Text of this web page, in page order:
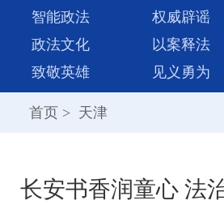
智能政法
权威辟谣
政法文化
以案释法
致敬英雄
见义勇为
首页 > 天津
长安书香润童心 法